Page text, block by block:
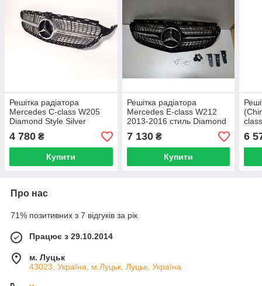
Решітка радіатора
Mercedes C-class W205
Diamond Style Silver
(Elegant, AMG-пакет версії
бампера)
4 780 ₴
Купити
Решітка радіатора
Mercedes E-class W212
2013-2016 стиль Diamond
(Black)
7 130₴
Купити
6
Про нас
71% позитивних з 7 відгуків за рік
Працює з 29.10.2014
м. Луцьк
43023, Україна, м.Луцьк, Луцьк, Україна